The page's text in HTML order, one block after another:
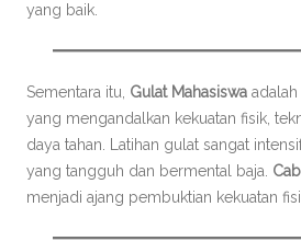
yang baik.
Sementara itu, Gulat Mahasiswa adalah
yang mengandalkan kekuatan fisik,
daya tahan. Latihan gulat sangat
yang tangguh dan bermental baja.
menjadi ajang pembuktian kekuatan